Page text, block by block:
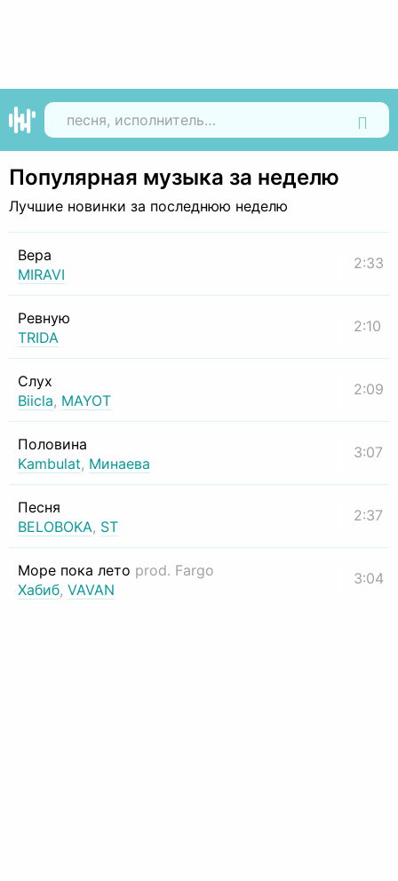
Популярная музыка за неделю
Лучшие новинки за последнюю неделю
Вера
MIRAVI
2:33
Ревную
TRIDA
2:10
Слух
Biicla, MAYOT
2:09
Половина
Kambulat, Минаева
3:07
Песня
BELOBOKA, ST
2:37
Море пока лето prod. Fargo
Хабиб, VAVAN
3:04